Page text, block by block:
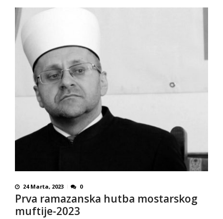
24 Marta, 2023 0
Prva ramazanska hutba mostarskog
muftije-2023